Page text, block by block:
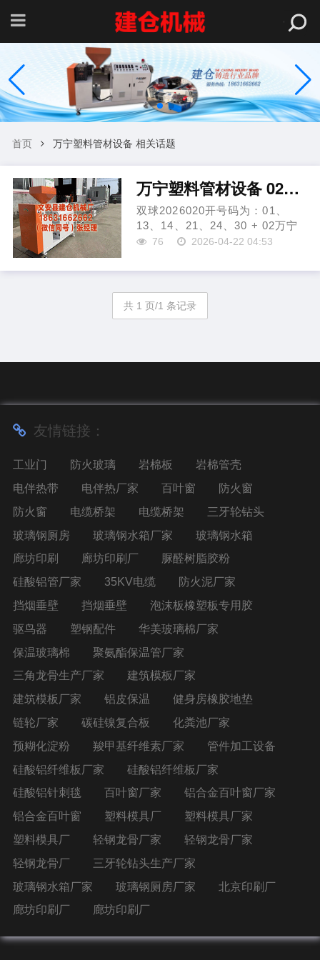
首页 万宁塑料管材设备 相关话题
万宁塑料管材设备 021期谭晨曦双球预测号：六码荐
双球2026020开号码为：01、
13、14、21、24、30 + 02万宁
塑料管材设备。 当期红球号码
大小比为3:3。蓝球则是开出偶数
76 2026-04-22 04:53
共 1 页/1 条记录
友情链接：
工业门 防火玻璃 岩棉板
岩棉管壳
电伴热带
电伴热厂家 百叶窗
防火窗
防火窗
电缆桥架 电缆桥架
三牙轮钻头
玻璃钢厕房
玻璃钢水箱厂家
玻璃钢水箱
廊坊印刷
廊坊印刷厂
脲醛树脂胶粉
硅酸铝管厂家
35KV电缆
防火泥厂家
挡烟垂壁
挡烟垂壁
泡沫板橡塑板专用胶
驱鸟器
塑钢配件
华美玻璃棉厂家
保温玻璃棉
聚氨酯保温管厂家
三角龙骨生产厂家
建筑模板厂家
建筑模板厂家
铝皮保温
健身房橡胶地垫
链轮厂家
碳硅镍复合板
化粪池厂家
预糊化淀粉
羧甲基纤维素厂家
管件加工设备
硅酸铝纤维板厂家
硅酸铝纤维板厂家
硅酸铝针刺毯
百叶窗厂家
铝合金百叶窗厂家
铝合金百叶窗
塑料模具厂
塑料模具厂家
塑料模具厂
轻钢龙骨厂家
轻钢龙骨厂家
轻钢龙骨厂
三牙轮钻头生产厂家
玻璃钢水箱厂家
玻璃钢厕房厂家
北京印刷厂
廊坊印刷厂
廊坊印刷厂